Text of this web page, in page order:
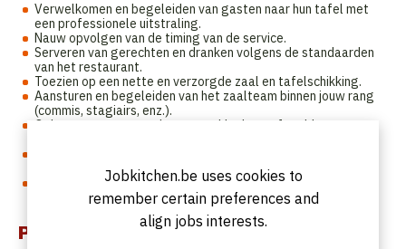
Verwelkomen en begeleiden van gasten naar hun tafel met
een professionele uitstraling.
Nauw opvolgen van de timing van de service.
Serveren van gerechten en dranken volgens de standaarden
van het restaurant.
Toezien op een nette en verzorgde zaal en tafelschikking.
Aansturen en begeleiden van het zaalteam binnen jouw rang
(commis, stagiairs, enz.).
Oplossen van eventuele vragen, klachten of problemen van
service te garanderen.
Meedenken over het verbeteren van de gastbeleving en
servicekwaliteit.
Profile
Jobkitchen.be uses cookies to
remember certain preferences and
align jobs interests.